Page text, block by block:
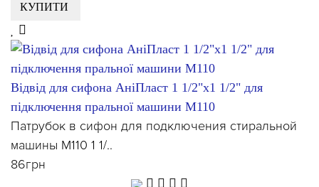
КУПИТИ
Відвід для сифона АніПласт 1 1/2"х1 1/2" для
підключення пральної машини М110
Патрубок в сифон для подключения стиральной
машины М110 1 1/..
86грн